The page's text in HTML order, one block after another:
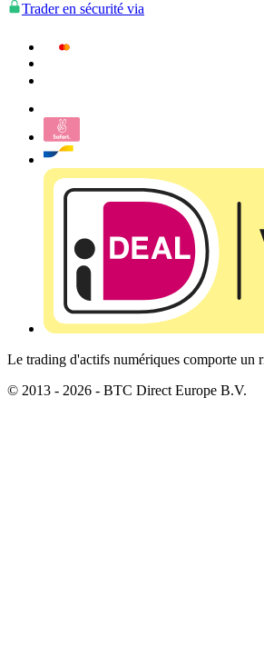
Trader en sécurité via
Le trading d'actifs numériques comporte un
© 2013 - 2026 - BTC Direct Europe B.V.